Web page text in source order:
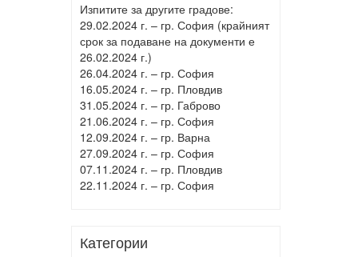
Изпитите за другите градове:
29.02.2024 г. – гр. София (крайният
срок за подаване на документи е
26.02.2024 г.)
26.04.2024 г. – гр. София
16.05.2024 г. – гр. Пловдив
31.05.2024 г. – гр. Габрово
21.06.2024 г. – гр. София
12.09.2024 г. – гр. Варна
27.09.2024 г. – гр. София
07.11.2024 г. – гр. Пловдив
22.11.2024 г. – гр. София
Категории